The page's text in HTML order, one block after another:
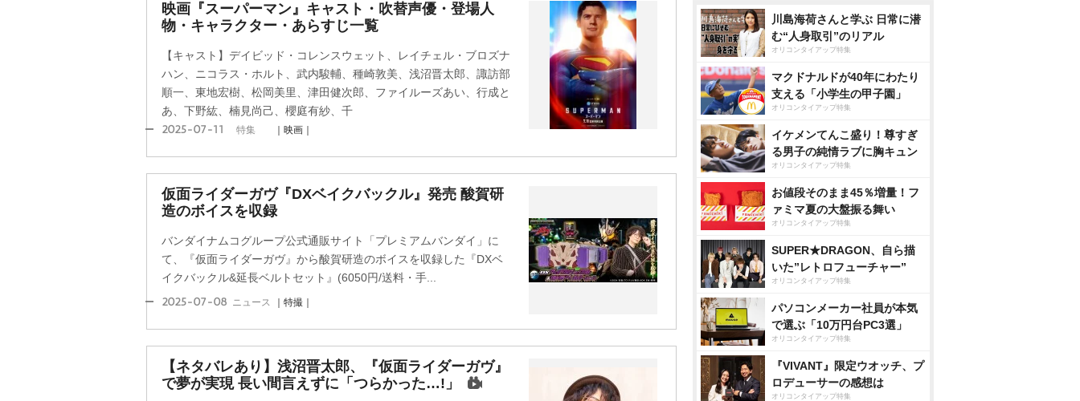
映画『スーパーマン』キャスト・吹替声優・登場人
物・キャラクター・あらすじ一覧
【キャスト】デイビッド・コレンスウェット、レイチェル・ブロズナ
ハン、ニコラス・ホルト、武内駿輔、種崎敦美、浅沼晋太郎、諏訪部
順一、東地宏樹、松岡美里、津田健次郎、ファイルーズあい、行成と
あ、下野紘、楠見尚己、櫻庭有紗、千
2025-07-11 特集 ｜映画｜
仮面ライダーガヴ『DXベイクバックル』発売 酸賀研
造のボイスを収録
バンダイナムコグループ公式通販サイト「プレミアムバンダイ」に
て、『仮面ライダーガヴ』から酸賀研造のボイスを収録した『DXベ
イクバックル&延長ベルトセット』(6050円/送料・手...
2025-07-08 ニュース ｜特撮｜
【ネタバレあり】浅沼晋太郎、『仮面ライダーガヴ』
で夢が実現 長い間言えずに「つらかった…!」
川島海荷さんと学ぶ 日常に潜
む“人身取引”のリアル
オリコンタイアップ特集
マクドナルドが40年にわたり
支える「小学生の甲子園」
オリコンタイアップ特集
イケメンてんこ盛り！尊すぎ
る男子の純情ラブに胸キュン
オリコンタイアップ特集
お値段そのまま45％増量！フ
ァミマ夏の大盤振る舞い
オリコンタイアップ特集
SUPER★DRAGON、自ら描
いた”レトロフューチャー”
オリコンタイアップ特集
パソコンメーカー社員が本気
で選ぶ「10万円台PC3選」
オリコンタイアップ特集
『VIVANT』限定ウオッチ、プ
ロデューサーの感想は
オリコンタイアップ特集